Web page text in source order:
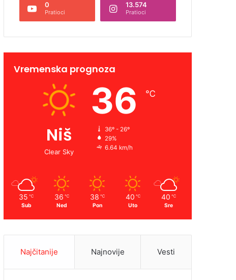
0
Pratioci
13.574
Pratioci
Vremenska prognoza
Niš
Clear Sky
36 ℃
36º - 26º
29%
6.64 km/h
35 ℃
Sub
36 ℃
Ned
38 ℃
Pon
40 ℃
Uto
40 ℃
Sre
Najčitanije Najnovije Vesti